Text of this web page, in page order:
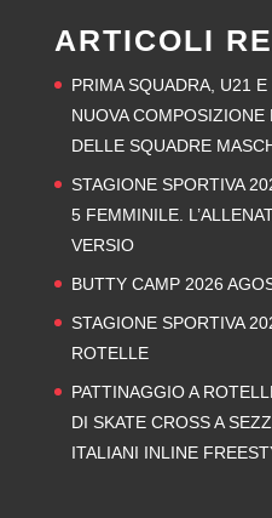
ARTICOLI
PRIMA SQUADRA, U21
NUOVA
DELLE SQUADRE
STAGIONE SPORTIVA
5 FEMMINILE.
VERSIO
BUTTY CAMP 2026
STAGIONE SPORTIVA
ROTELLE
PATTINAGGIO A
DI SKATE CROSS A
ITALIANI INLINE